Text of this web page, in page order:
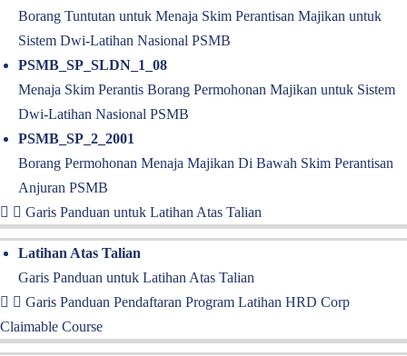
Borang Tuntutan untuk Menaja Skim Perantisan Majikan untuk
Sistem Dwi-Latihan Nasional PSMB
PSMB_SP_SLDN_1_08
Menaja Skim Perantis Borang Permohonan Majikan untuk Sistem
Dwi-Latihan Nasional PSMB
PSMB_SP_2_2001
Borang Permohonan Menaja Majikan Di Bawah Skim Perantisan
Anjuran PSMB
Garis Panduan untuk Latihan Atas Talian
Latihan Atas Talian
Garis Panduan untuk Latihan Atas Talian
Garis Panduan Pendaftaran Program Latihan HRD Corp
Claimable Course